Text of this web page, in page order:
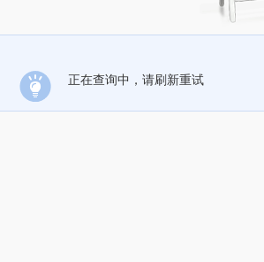
正在查询中，请刷新重试